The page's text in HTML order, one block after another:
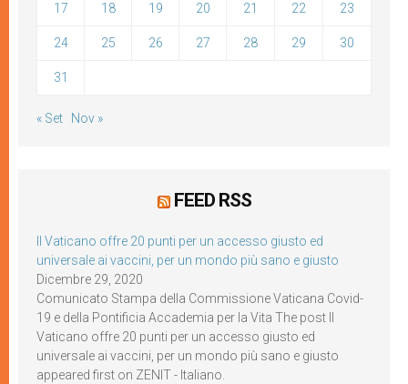
17 18 19 20 21 22 23
24 25 26 27 28 29 30
31
« Set Nov »
FEED RSS
Il Vaticano offre 20 punti per un accesso giusto ed
universale ai vaccini, per un mondo più sano e giusto
Dicembre 29, 2020
Comunicato Stampa della Commissione Vaticana Covid-
19 e della Pontificia Accademia per la Vita The post Il
Vaticano offre 20 punti per un accesso giusto ed
universale ai vaccini, per un mondo più sano e giusto
appeared first on ZENIT - Italiano.